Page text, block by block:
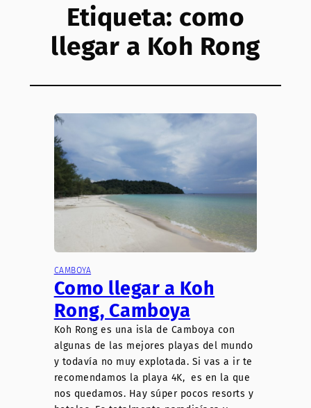
Etiqueta: como
llegar a Koh Rong
CAMBOYA
Como llegar a Koh
Rong, Camboya
Koh Rong es una isla de Camboya con
algunas de las mejores playas del mundo
y todavía no muy explotada. Si vas a ir te
recomendamos la playa 4K, es en la que
nos quedamos. Hay súper pocos resorts y